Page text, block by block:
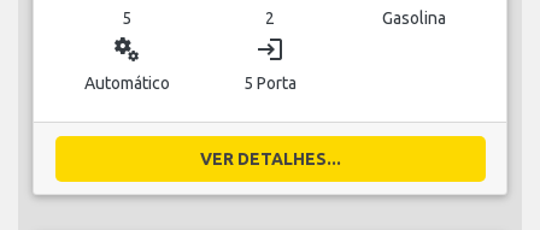
5 2 Gasolina
miscellaneous_services
Automático
login
5 Porta
VER DETALHES...